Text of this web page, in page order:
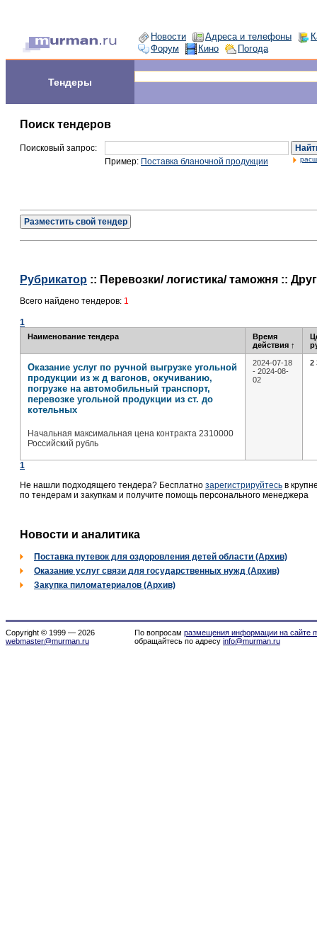
Новости Адреса и телефоны
Форум
Кино Погода
Тендеры
Поиск тендеров
Поисковый запрос:
Пример: Поставка бланочной продукции
Разместить свой тендер
Рубрикатор :: Перевозки/ логистика/ таможня ::
Всего найдено тендеров: 1
1
Наименование тендера
Время
действия ↑
Оказание услуг по ручной выгрузке угольной
продукции из ж д вагонов, окучиванию,
погрузке на автомобильный транспорт,
перевозке угольной продукции из ст. до
котельных
Начальная максимальная цена контракта 2310000
Российский рубль
2024-07-18
- 2024-08-
02
2
1
Не нашли подходящего тендера? Бесплатно зарегистрируйтесь в
по тендерам и закупкам и получите помощь персонального менеджера
Новости и аналитика
Поставка путевок для оздоровления детей области (Архив)
Оказание услуг связи для государственных нужд (Архив)
Закупка пиломатериалов (Архив)
Copyright © 1999 — 2026
webmaster@murman.ru
По вопросам размещения информации на сайте
обращайтесь по адресу info@murman.ru